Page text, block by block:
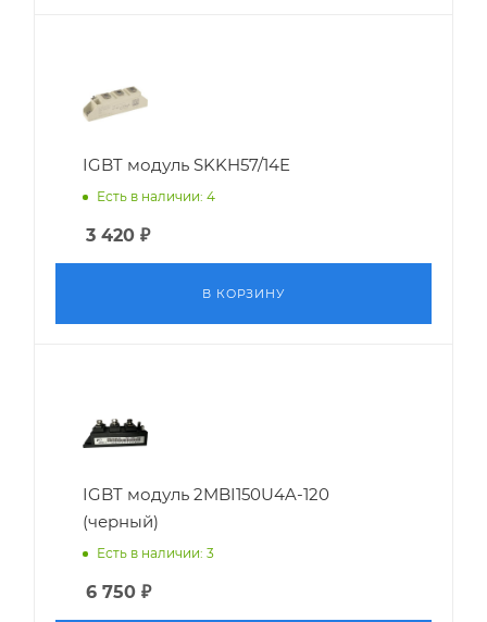
IGBT модуль SKKH57/14E
Есть в наличии: 4
3 420 ₽
В КОРЗИНУ
IGBT модуль 2MBI150U4A-120
(черный)
Есть в наличии: 3
6 750 ₽